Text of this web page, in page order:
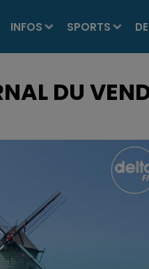
INFOS SPORTS
DU